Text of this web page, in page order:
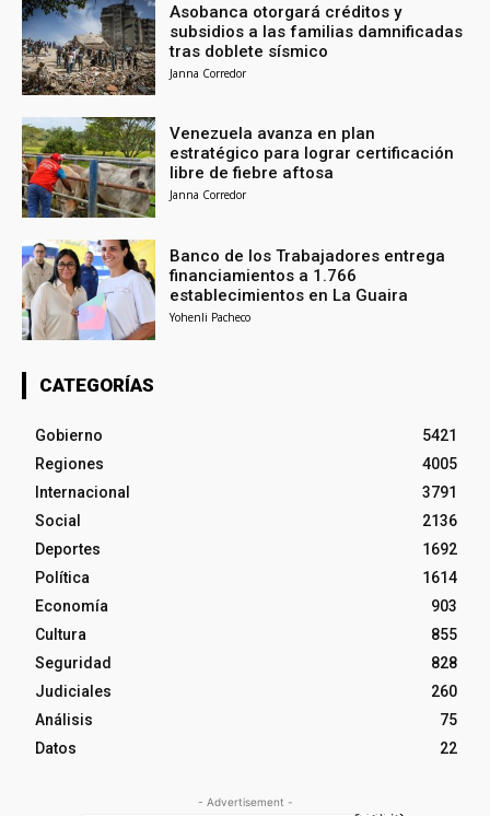
Asobanca otorgará créditos y
subsidios a las familias damnificadas
tras doblete sísmico
Janna Corredor
Venezuela avanza en plan
estratégico para lograr certificación
libre de fiebre aftosa
Janna Corredor
Banco de los Trabajadores entrega
financiamientos a 1.766
establecimientos en La Guaira
Yohenli Pacheco
CATEGORÍAS
Gobierno
5421
Regiones
4005
Internacional
3791
Social
2136
Deportes
1692
Política
1614
Economía
903
Cultura
855
Seguridad
828
Judiciales
260
Análisis
75
Datos
22
- Advertisement -